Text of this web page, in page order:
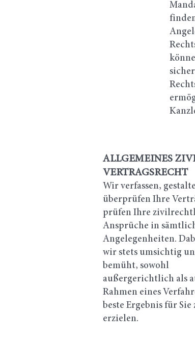
ALLGEMEINES
VERTRAGSRECHT
Wir verfassen,
überprüfen Ihre
prüfen Ihre
Ansprüche in
Angelegenheiten.
wir stets umsichtig
bemüht, sowohl
außergerichtlich als
Rahmen eines
beste Ergebnis für Sie
erzielen.